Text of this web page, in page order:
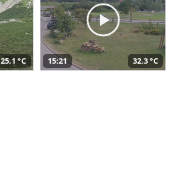
25,1 °C 15:21 32,3 °C